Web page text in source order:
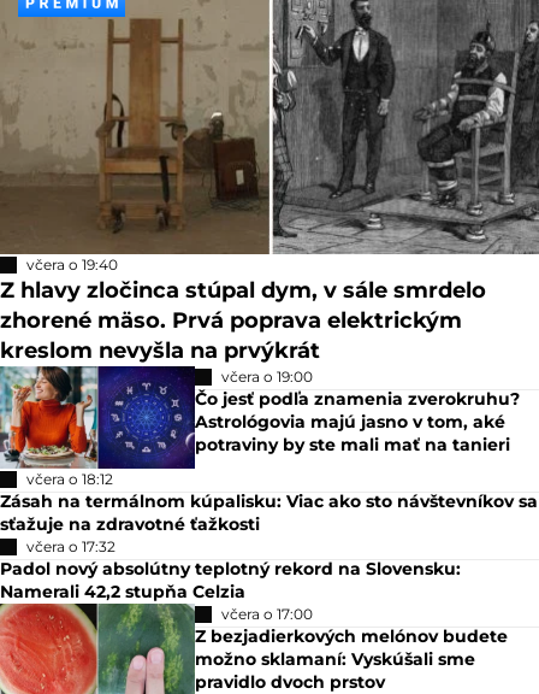
včera o 19:40
Z hlavy zločinca stúpal dym, v sále smrdelo
zhorené mäso. Prvá poprava elektrickým
kreslom nevyšla na prvýkrát
včera o 19:00
Čo jesť podľa znamenia zverokruhu?
Astrológovia majú jasno v tom, aké
potraviny by ste mali mať na tanieri
včera o 18:12
Zásah na termálnom kúpalisku: Viac ako sto návštevníkov sa
sťažuje na zdravotné ťažkosti
včera o 17:32
Padol nový absolútny teplotný rekord na Slovensku:
Namerali 42,2 stupňa Celzia
včera o 17:00
Z bezjadierkových melónov budete
možno sklamaní: Vyskúšali sme
pravidlo dvoch prstov